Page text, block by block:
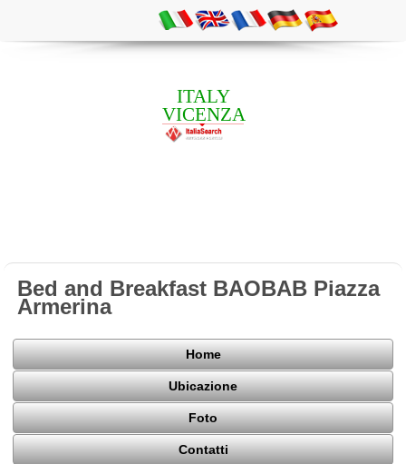
ITALY
VICENZA
Bed and Breakfast BAOBAB Piazza
Armerina
Home
Ubicazione
Foto
Contatti